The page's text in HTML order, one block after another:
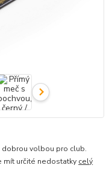
volbou pro club.
mít určité nedostatky celý